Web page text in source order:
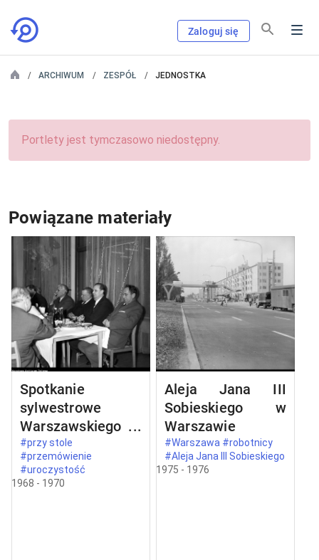
Zaloguj się
ARCHIWUM ZESPÓŁ JEDNOSTKA
Portlety jest tymczasowo niedostępny.
Powiązane materiały
Spotkanie
sylwestrowe
Warszawskiego
Komitetu
Zjednoczonego
Stronnictwa
#przy stole
#przemówienie
#uroczystość
1968 - 1970
Aleja Jana III
Sobieskiego w
Warszawie
#Warszawa #robotnicy
#Aleja Jana III Sobieskiego
1975 - 1976